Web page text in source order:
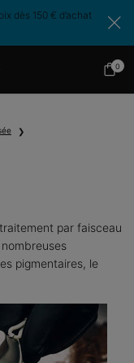
dès 150 € d’achat
Mon
0
0
par faisceau
pigmentaires, le